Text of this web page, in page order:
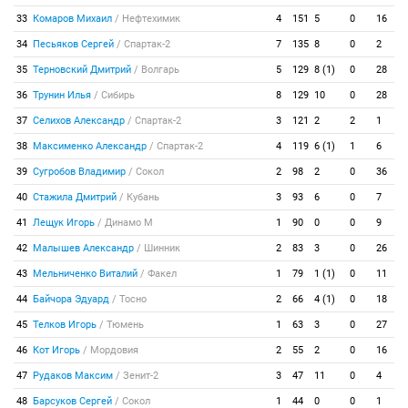
33 Комаров Михаил / Нефтехимик 4 151 5 0 16
34 Песьяков Сергей / Спартак-2 7 135 8 0 2
35 Терновский Дмитрий / Волгарь 5 129 8 (1) 0 28
36 Трунин Илья / Сибирь 8 129 10 0 28
37 Селихов Александр / Спартак-2 3 121 2 2 1
38 Максименко Александр / Спартак-2 4 119 6 (1) 1 6
39 Сугробов Владимир / Сокол 2 98 2 0 36
40 Стажила Дмитрий / Кубань 3 93 6 0 7
41 Лещук Игорь / Динамо М 1 90 0 0 9
42 Малышев Александр / Шинник 2 83 3 0 26
43 Мельниченко Виталий / Факел 1 79 1 (1) 0 11
44 Байчора Эдуард / Тосно 2 66 4 (1) 0 18
45 Телков Игорь / Тюмень 1 63 3 0 27
46 Кот Игорь / Мордовия 2 55 2 0 16
47 Рудаков Максим / Зенит-2 3 47 11 0 4
48 Барсуков Сергей / Сокол 1 44 0 0 1